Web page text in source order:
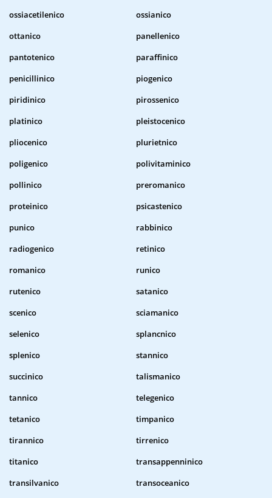
ossiacetilenico
ossianico
ottanico
panellenico
pantotenico
paraffinico
penicillinico
piogenico
piridinico
pirossenico
platinico
pleistocenico
pliocenico
plurietnico
poligenico
polivitaminico
pollinico
preromanico
proteinico
psicastenico
punico
rabbinico
radiogenico
retinico
romanico
runico
rutenico
satanico
scenico
sciamanico
selenico
splancnico
splenico
stannico
succinico
talismanico
tannico
telegenico
tetanico
timpanico
tirannico
tirrenico
titanico
transappenninico
transilvanico
transoceanico